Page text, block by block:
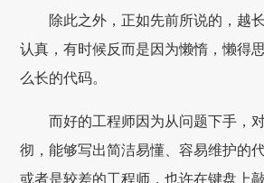
除此之外，正如先前所说的，越
认真，有时候反而是因为懒惰，懒得
么长的代码。
而好的工程师因为从问题下手，
彻，能够写出简洁易懂、容易维护的
或者是较差的工程师，也许在键盘上